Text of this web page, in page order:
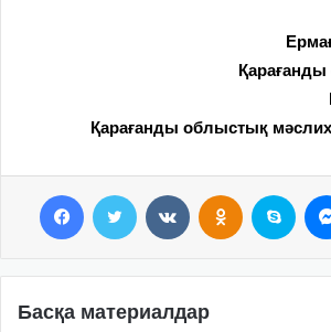
Қарағанды
Қарағанды облыстық
Басқа материалдар